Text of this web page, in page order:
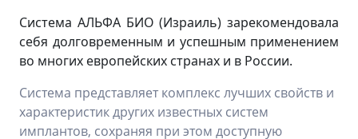
Система АЛЬФА БИО (Израиль) зарекомендовала
себя долговременным и успешным применением
во многих европейских странах и в России.
Система представляет комплекс лучших свойств и
характеристик других известных систем
имплантов, сохраняя при этом доступную